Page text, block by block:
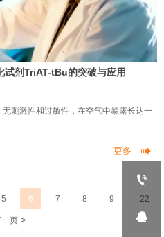
试剂TriAT-tBu的突破与应用
刺激性和过敏性，在空气中暴露长达一
更多 
5 6 7 8 9 22
页 >

